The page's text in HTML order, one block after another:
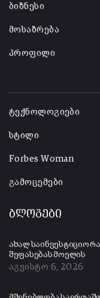
ბიზნესი
მოსაზრება
პროფილი
ტექნოლოგიები
სტილი
Forbes Woman
გამოცემები
ბლოგები
ახალ საინვესტიციო
შეფასებას მოელის
აგვისტო 6, 2026